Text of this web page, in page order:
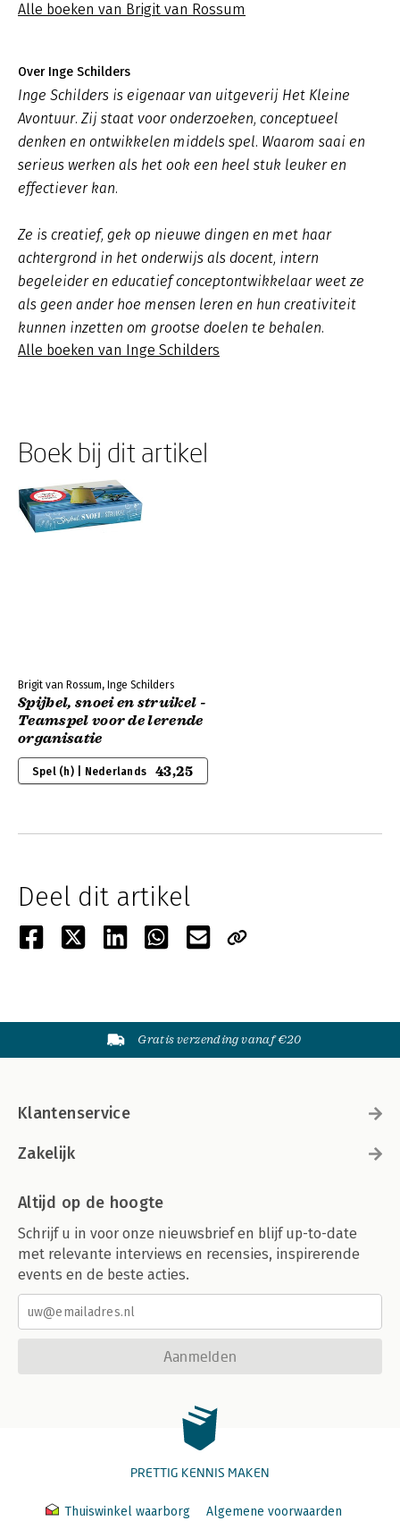
Alle boeken van Brigit van Rossum
Over Inge Schilders
Inge Schilders is eigenaar van uitgeverij Het Kleine
Avontuur. Zij staat voor onderzoeken, conceptueel
denken en ontwikkelen middels spel. Waarom saai en
serieus werken als het ook een heel stuk leuker en
effectiever kan.
Ze is creatief, gek op nieuwe dingen en met haar
achtergrond in het onderwijs als docent, intern
begeleider en educatief conceptontwikkelaar weet ze
als geen ander hoe mensen leren en hun creativiteit
kunnen inzetten om grootse doelen te behalen.
Alle boeken van Inge Schilders
Boek bij dit artikel
Brigit van Rossum, Inge Schilders
Spijbel, snoei en struikel -
Teamspel voor de lerende
organisatie
Spel (h) | Nederlands 43,25
Deel dit artikel
Gratis verzending vanaf €20
Klantenservice
Zakelijk
Altijd op de hoogte
Schrijf u in voor onze nieuwsbrief en blijf up-to-date
met relevante interviews en recensies, inspirerende
events en de beste acties.
Aanmelden
PRETTIG KENNIS MAKEN
Thuiswinkel waarborg Algemene voorwaarden